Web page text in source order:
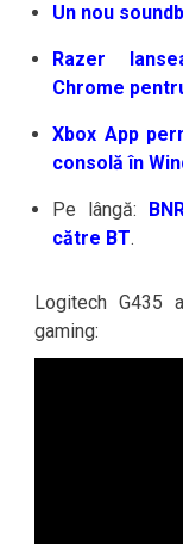
Un nou
Razer
Chrome
Xbox App
consolă în
Pe lângă:
către BT.
Logitech G435
gaming: